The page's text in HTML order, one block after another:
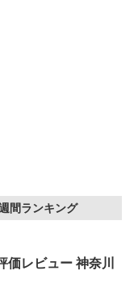
間ランキング
価レビュー 神奈川